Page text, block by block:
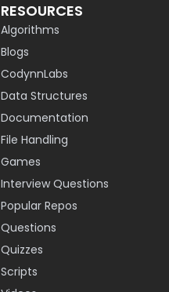
RESOURCES
Algorithms
Blogs
CodynnLabs
Data Structures
Documentation
File Handling
Games
Interview Questions
Popular Repos
Questions
Quizzes
Scripts